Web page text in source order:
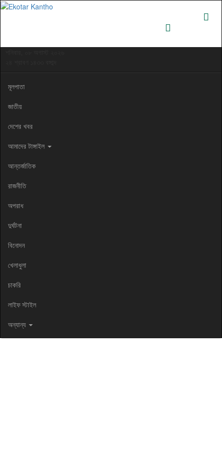
মূলপাতা
জাতীয়
দেশের খবর
আমাদের টাঙ্গাইল
আন্তর্জাতিক
রাজনীতি
অপরাধ
দুর্ঘটনা
বিনোদন
খেলাধুলা
চাকরি
লাইফ স্টাইল
অন্যান্য